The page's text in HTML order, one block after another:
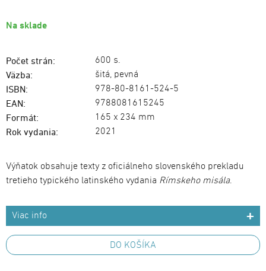
Na sklade
Počet strán: 600 s.
Väzba: šitá, pevná
ISBN: 978-80-8161-524-5
EAN: 9788081615245
Formát: 165 x 234 mm
Rok vydania: 2021
Výňatok obsahuje texty z oficiálneho slovenského prekladu
tretieho typického latinského vydania Rímskeho misála.
Viac info
DO KOŠÍKA